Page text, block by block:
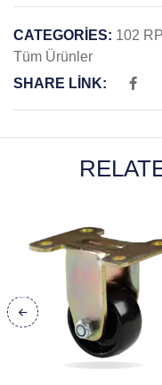
CATEGORIES: 102
Tüm Ürünler
SHARE LINK: